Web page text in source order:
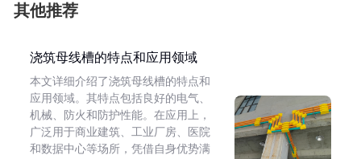
其他推荐
浇筑母线槽的特点和应用领域
本文详细介绍了浇筑母线槽的特点和
应用领域。其特点包括良好的电气、
机械、防火和防护性能。在应用上，
广泛用于商业建筑、工业厂房、医院
和数据中心等场所，凭借自身优势满